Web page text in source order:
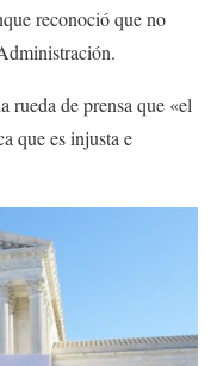
reconoció que no
rueda de prensa que «el
que es injusta e